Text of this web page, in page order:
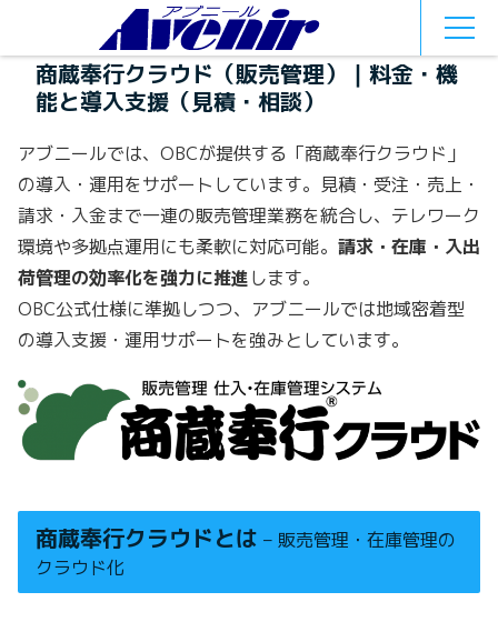
商蔵奉行クラウド（販売管理）｜料金・機
能と導入支援（見積・相談）
アブニールでは、OBCが提供する「商蔵奉行クラウド」
の導入・運用をサポートしています。見積・受注・売上・
請求・入金まで一連の販売管理業務を統合し、テレワーク
環境や多拠点運用にも柔軟に対応可能。 請求・在庫・入出
荷管理の効率化を強力に推進します。
OBC公式仕様に準拠しつつ、アブニールでは地域密着型
の導入支援・運用サポートを強みとしています。
商蔵奉行クラウドとは – 販売管理・在庫管理の
クラウド化
MEN